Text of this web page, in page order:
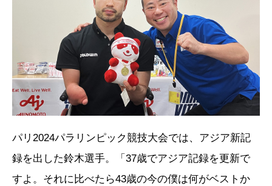
パリ2024パラリンピック競技大会では、アジア新記
録を出した鈴木選手。「37歳でアジア記録を更新で
すよ。それに比べたら43歳の今の僕は何がベストか